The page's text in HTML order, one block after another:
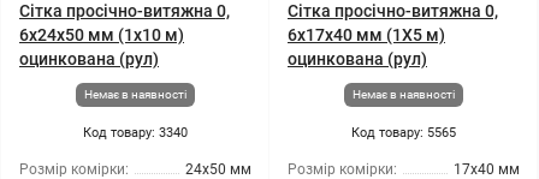
Сітка просічно-витяжна 0,
6x24x50 мм (1x10 м)
оцинкована (рул)
Немає в наявності
Код товару: 3340
Розмір комірки:
24x50 мм
Сітка просічно-витяжна 0,
6x17x40 мм (1X5 м)
оцинкована (рул)
Немає в наявності
Код товару: 5565
Розмір комірки:
17x40 мм